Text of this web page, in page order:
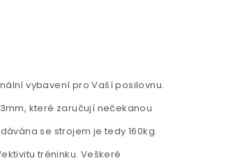
vybavení pro Vaší posilovnu.
které zaručují nečekanou
se strojem je tedy 160kg.
tréninku. Veškeré